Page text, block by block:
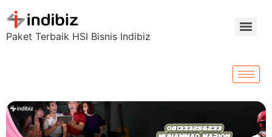
Paket Terbaik HSI Bisnis Indibiz